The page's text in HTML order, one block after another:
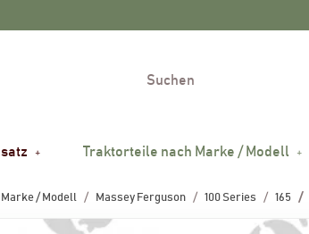
Traktorteile nach Marke / Modell
/ Modell Massey Ferguson 100 Series 165